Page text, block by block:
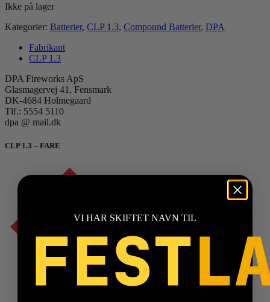
Ikke på lager
Kategorier: Batterier, CLP 1.3, Compound Batterier, DPA
Fabrikant
CLP 1.3
DPA Fireworks ApS
Glasmagervej 41, Fensmark
DK-4684 Holmegaard
Tlf.: 5554 5110
dpa @ mail.dk
CLP 1.3 – FARE
VI HAR SKIFTET NAVN TIL